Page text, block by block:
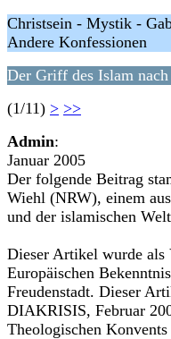
Christsein - Mystik -
Andere Konfessionen
Der Griff des Islam
(1/11) > >>
Admin:
Januar 2005
Der folgende Beitrag
Wiehl (NRW), einem
und der islamischen
Dieser Artikel wurde als
Europäischen
Freudenstadt. Dieser
DIAKRISIS, Februar
Theologischen